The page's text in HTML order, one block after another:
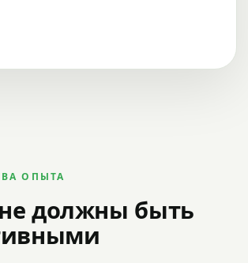
ОПЫТА
должны быть